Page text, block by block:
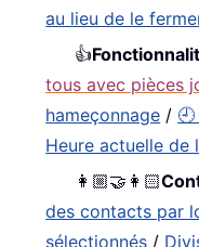
au lieu de le
👍
tous avec pièces
hameçonnage /
Heure actuelle de
👩🏼‍🤝‍👩🏻
des contacts par
sélectionnés /